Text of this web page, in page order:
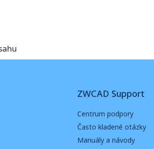
ZWCAD Support
Centrum podpory
Často kladené otázky
Manuály a návody